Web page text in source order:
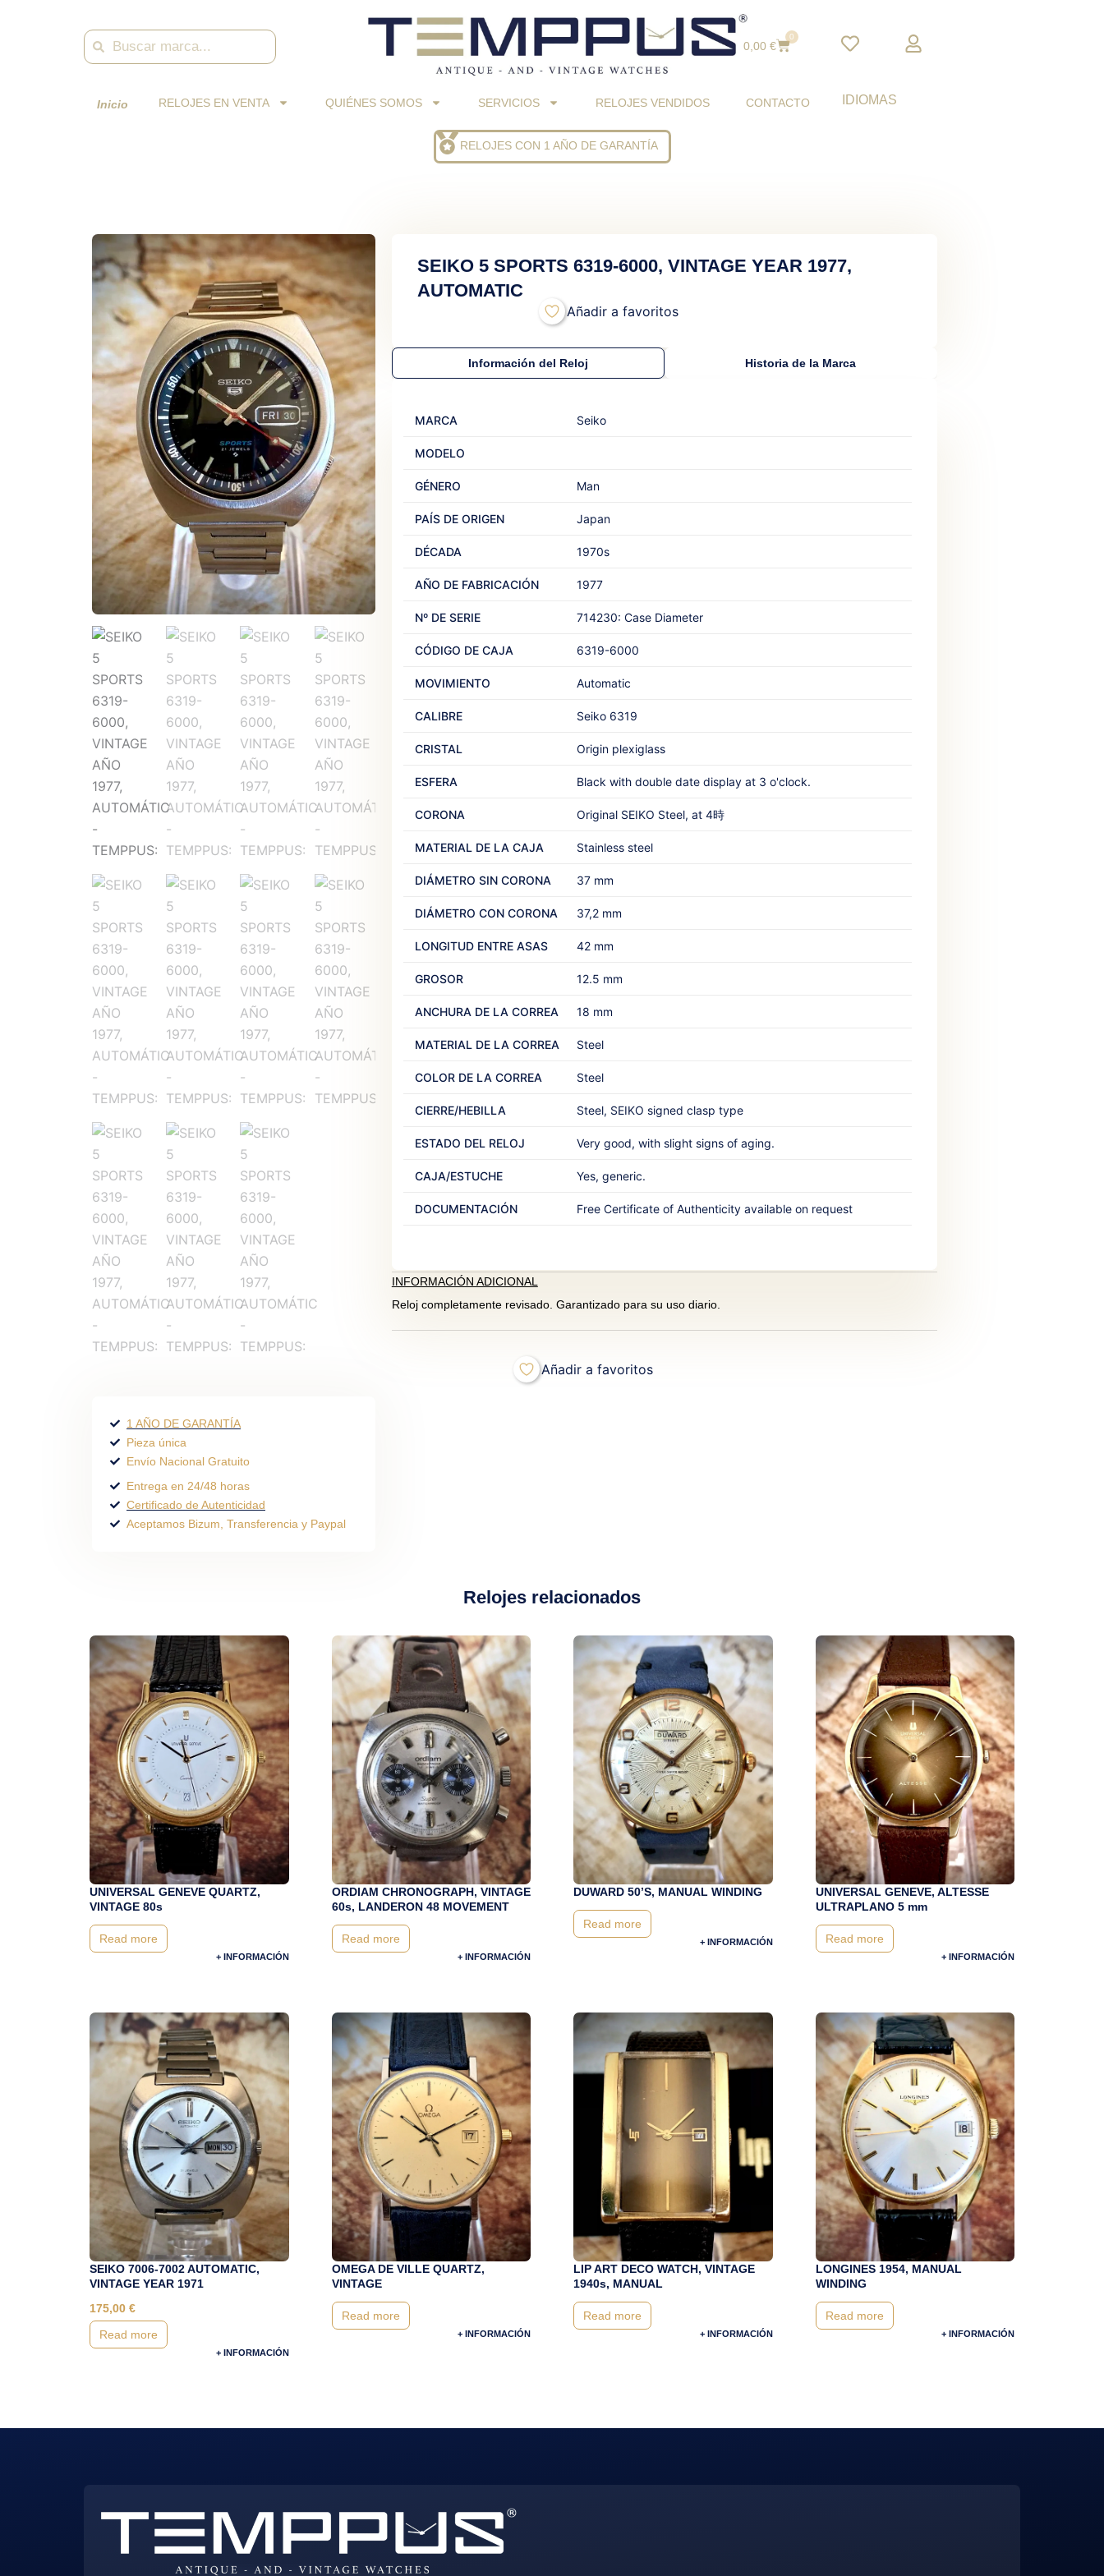
SearchSearch
0,00€
0
Cart
Inicio RELOJES EN VENTA QUIÉNES SOMOS SERVICIOS RELOJES VENDIDOS CONTACTO IDIOMAS
RELOJES CON 1 AÑO DE GARANTÍA
1 AÑO DE GARANTÍA
Pieza única
Envío Nacional Gratuito
Entrega en 24/48 horas
Certificado de Autenticidad
Aceptamos Bizum, Transferencia y Paypal
SEIKO 5 SPORTS 6319-6000, VINTAGE YEAR 1977,
AUTOMATIC
Añadir a favoritos
Información del Reloj Historia de la Marca
MARCA Seiko
MODELO
GÉNERO Man‎
PAÍS DE ORIGEN Japan‎ ‎
DÉCADA 1970s
AÑO DE FABRICACIÓN 1977
Nº DE SERIE 714230: Case Diameter‎ ‎
CÓDIGO DE CAJA 6319-6000
MOVIMIENTO Automatic‎ ‎
CALIBRE Seiko 6319
CRISTAL Origin plexiglass‎ ‎
ESFERA Black with double date display at 3 o'clock.‎ ‎
CORONA Original SEIKO Steel, at 4時‎ ‎
MATERIAL DE LA CAJA Stainless steel‎ ‎
DIÁMETRO SIN CORONA 37 mm
DIÁMETRO CON CORONA 37,2 mm
LONGITUD ENTRE ASAS 42 mm
GROSOR 12.5 mm‎ ‎
ANCHURA DE LA CORREA 18 mm‎ ‎ ‎
MATERIAL DE LA CORREA Steel‎
COLOR DE LA CORREA Steel‎ ‎
CIERRE/HEBILLA Steel, SEIKO signed clasp type‎ ‎
ESTADO DEL RELOJ Very good, with slight signs of aging.‎
CAJA/ESTUCHE Yes, generic.‎ ‎
DOCUMENTACIÓN Free Certificate of Authenticity available on request‎
INFORMACIÓN ADICIONAL
Reloj completamente revisado. Garantizado para su uso diario.
Añadir a favoritos
Relojes relacionados
UNIVERSAL GENEVE QUARTZ,
VINTAGE 80s
Read more
+ INFORMACIÓN
ORDIAM CHRONOGRAPH, VINTAGE
60s, LANDERON 48 MOVEMENT
Read more
+ INFORMACIÓN
DUWARD 50’S, MANUAL WINDING
Read more
+ INFORMACIÓN
UNIVERSAL GENEVE, ALTESSE
ULTRAPLANO 5 mm
Read more
+ INFORMACIÓN
SEIKO 7006-7002 AUTOMATIC,
VINTAGE YEAR 1971
175,00 €
Read more
+ INFORMACIÓN
OMEGA DE VILLE QUARTZ,
VINTAGE
Read more
+ INFORMACIÓN
LIP ART DECO WATCH, VINTAGE
1940s, MANUAL
Read more
+ INFORMACIÓN
LONGINES 1954, MANUAL
WINDING
Read more
+ INFORMACIÓN